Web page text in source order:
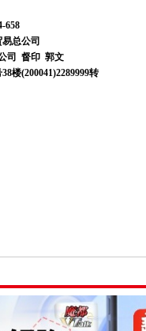
658
总公司
司 督印 郭文
(200041)2289999转